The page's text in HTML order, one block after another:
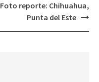
Foto reporte: Chihuahua,
Punta del Este